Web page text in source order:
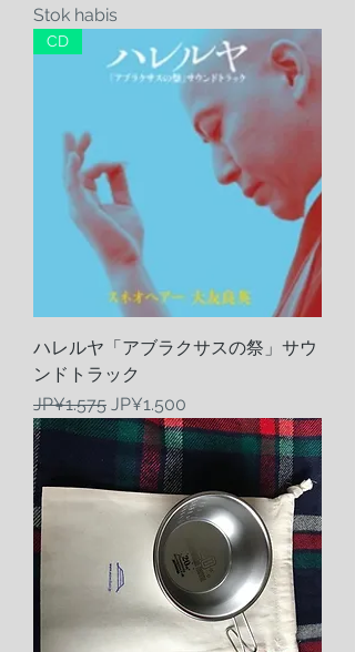
Stok habis
CD
ハレルヤ「アブラクサスの祭」サウ
ンドトラック
Harga Reguler
JP¥1.575 Harga Promosi
JP¥1.500